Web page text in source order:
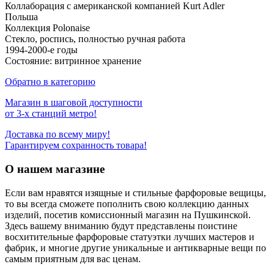
Коллаборация с американской компанией Kurt Adler
Польша
Коллекция Polonaise
Стекло, роспись, полностью ручная работа
1994-2000-е годы
Состояние: витринное хранение
Обратно в категорию
Магазин в шаговой доступности
от 3-х станций метро!
Доставка по всему миру!
Гарантируем сохранность товара!
О нашем магазине
Если вам нравятся изящные и стильные фарфоровые вещицы,
то вы всегда сможете пополнить свою коллекцию данных
изделий, посетив комиссионный магазин на Пушкинской.
Здесь вашему вниманию будут представлены поистине
восхитительные фарфоровые статуэтки лучших мастеров и
фабрик, и многие другие уникальные и антикварные вещи по
самым приятным для вас ценам.